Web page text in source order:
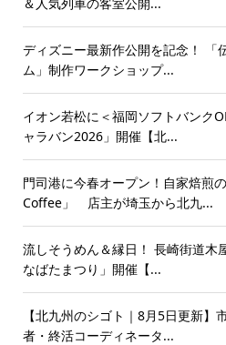
ディズニー最新作公開を記念！ 「
ム」制作ワークショップ...
イオン若松に＜福岡ソフトバンク
ャラバン2026」開催【北...
門司港に今春オープン！自家焙煎
Coffee」 店主が埼玉から北九...
流しそうめん＆縁日！ 長崎街道木
なばたまつり」開催【...
【北九州のシゴト｜8月5日更新】
者・終活コーディネータ...